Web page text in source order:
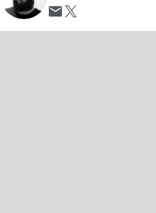
Opens in new window